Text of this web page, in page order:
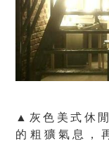
▲灰色美式休
的粗獷氣息，